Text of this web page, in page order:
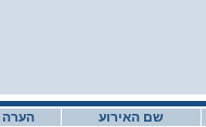
הערה שם האירוע